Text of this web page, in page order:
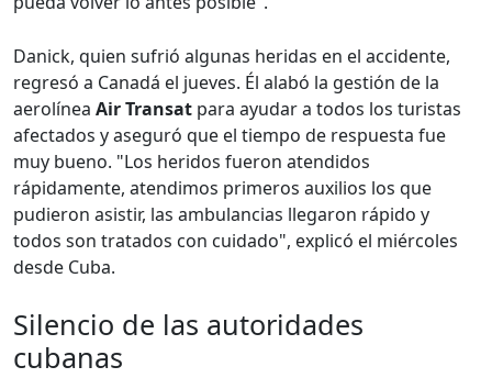
Danick, quien sufrió algunas heridas en el accidente,
regresó a Canadá el jueves. Él alabó la gestión de la
aerolínea Air Transat para ayudar a todos los turistas
afectados y aseguró que el tiempo de respuesta fue
muy bueno. "Los heridos fueron atendidos
rápidamente, atendimos primeros auxilios los que
pudieron asistir, las ambulancias llegaron rápido y
todos son tratados con cuidado", explicó el miércoles
desde Cuba.
Silencio de las autoridades
cubanas